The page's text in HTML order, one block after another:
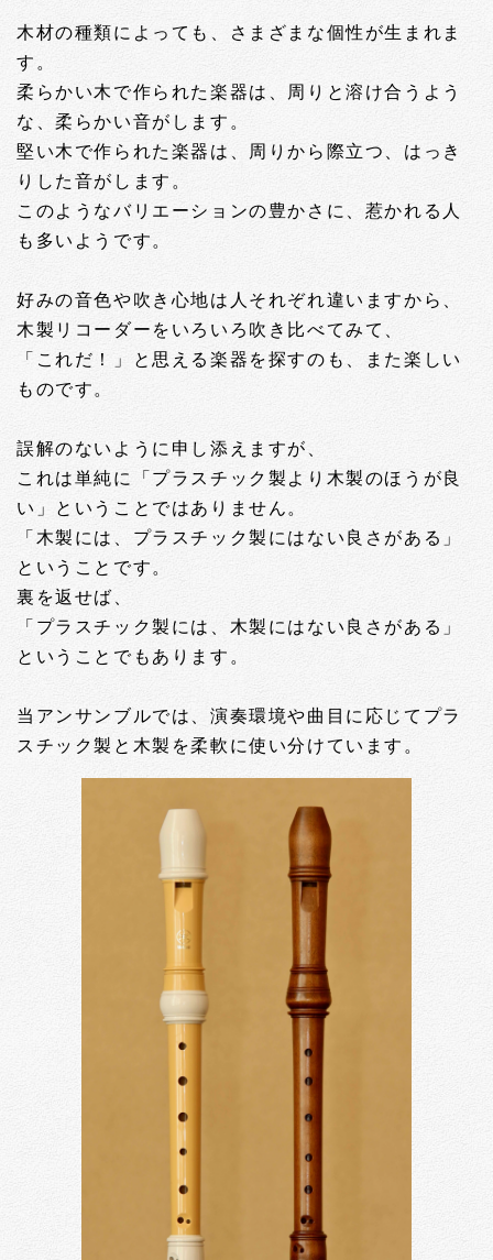
木材の種類によっても、さまざまな個性が生まれま
す。
柔らかい木で作られた楽器は、周りと溶け合うよう
な、柔らかい音がします。
堅い木で作られた楽器は、周りから際立つ、はっき
りした音がします。
このようなバリエーションの豊かさに、惹かれる人
も多いようです。
好みの音色や吹き心地は人それぞれ違いますから、
木製リコーダーをいろいろ吹き比べてみて、
「これだ！」と思える楽器を探すのも、また楽しい
ものです。
誤解のないように申し添えますが、
これは単純に「プラスチック製より木製のほうが良
い」ということではありません。
「木製には、プラスチック製にはない良さがある」
ということです。
裏を返せば、
「プラスチック製には、木製にはない良さがある」
ということでもあります。
当アンサンブルでは、演奏環境や曲目に応じてプラ
スチック製と木製を柔軟に使い分けています。